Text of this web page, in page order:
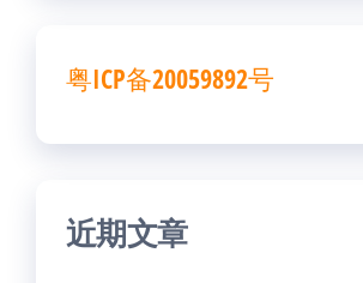
粤ICP备20059892号
近期文章